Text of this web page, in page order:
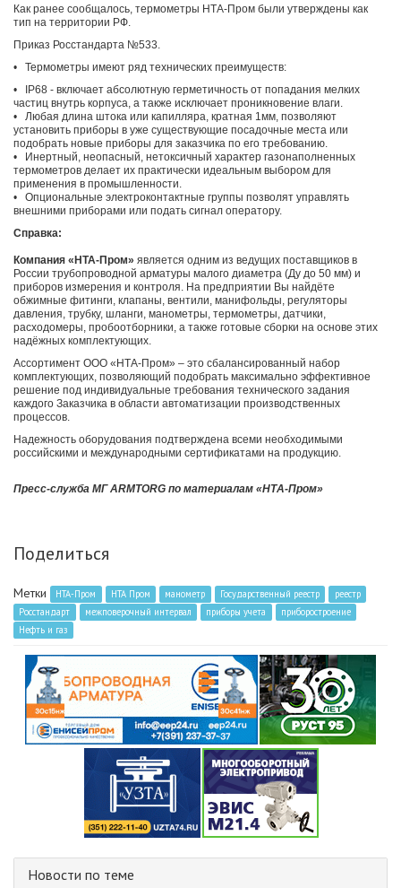
Как ранее сообщалось, термометры НТА-Пром были утверждены как
тип на территории РФ.
Приказ Росстандарта №533.
• Термометры имеют ряд технических преимуществ:
•
IP68 - включает абсолютную герметичность от попадания мелких
частиц внутрь корпуса, а также исключает проникновение влаги.
• Любая длина штока или капилляра, кратная 1мм, позволяют
установить приборы в уже существующие посадочные места или
подобрать новые приборы для заказчика по его требованию.
•
Инертный, неопасный, нетоксичный характер газонаполненных
термометров делает их практически идеальным выбором для
применения в промышленности.
• Опциональные электроконтактные группы позволят управлять
внешними приборами или подать сигнал оператору.
Справка:
Компания «НТА-Пром» является одним из ведущих поставщиков в
России трубопроводной арматуры малого диаметра (Ду до 50 мм) и
приборов измерения и контроля. На предприятии Вы найдёте
обжимные фитинги, клапаны, вентили, манифольды, регуляторы
давления, трубку, шланги, манометры, термометры, датчики,
расходомеры, пробоотборники, а также готовые сборки на основе этих
надёжных комплектующих.
Ассортимент ООО «НТА-Пром» – это сбалансированный набор
комплектующих, позволяющий подобрать максимально эффективное
решение под индивидуальные требования технического задания
каждого Заказчика в области автоматизации производственных
процессов.
Надежность оборудования подтверждена всеми необходимыми
российскими и международными сертификатами на продукцию.
Пресс-служба МГ ARMTORG по материалам «НТА-Пром»
Поделиться
Метки НТА-Пром НТА Пром манометр Государственный реестр
реестр
Росстандарт
межповерочный интервал приборы учета
приборостроение
Нефть и газ
Новости по теме